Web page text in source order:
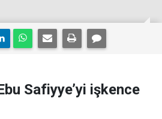
Safiyye’yi işkence